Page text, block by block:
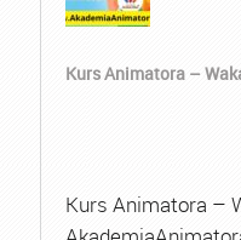
Kurs Animatora –
Kurs Animatora –